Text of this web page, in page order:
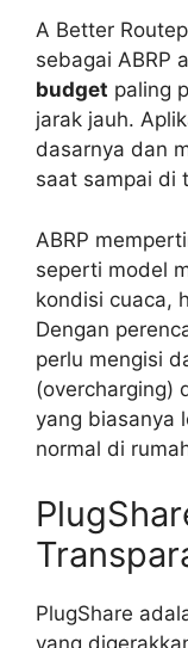
A Better
sebagai ABRP
budget paling
jarak jauh.
dasarnya dan
saat sampai di
ABRP
seperti model
kondisi cuaca,
Dengan
perlu mengisi
(overcharging)
yang biasanya
normal di
PlugShare